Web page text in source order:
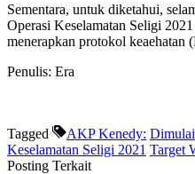
Sementara, untuk diketahui,
Operasi Keselamatan Seligi
menerapkan protokol keaehatan
Penulis: Era
Tagged AKP Kenedy: Dimulai
Keselamatan Seligi 2021 Target
Posting Terkait